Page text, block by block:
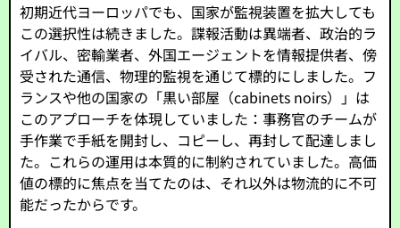
初期近代ヨーロッパでも、国家が監視装置を拡大しても
この選択性は続きました。諜報活動は異端者、政治的ラ
イバル、密輸業者、外国エージェントを情報提供者、傍
受された通信、物理的監視を通じて標的にしました。フ
ランスや他の国家の「黒い部屋（cabinets noirs）」は
このアプローチを体現していました：事務官のチームが
手作業で手紙を開封し、コピーし、再封して配達しまし
た。これらの運用は本質的に制約されていました。高価
値の標的に焦点を当てたのは、それ以外は物流的に不可
能だったからです。